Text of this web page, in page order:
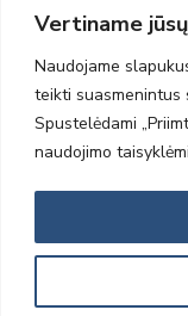
Vertiname
Naudojame
teikti suasmenintus
Spustelėdami
naudojimo
Portalas sukurtas
ekonominės erdvės ir
finansuojamą paprojektį
„LOD visuomeninės /
formavimas įtraukiant
(paprojekčio
įgyvendinimo sutarties
2012 © Lietuvos